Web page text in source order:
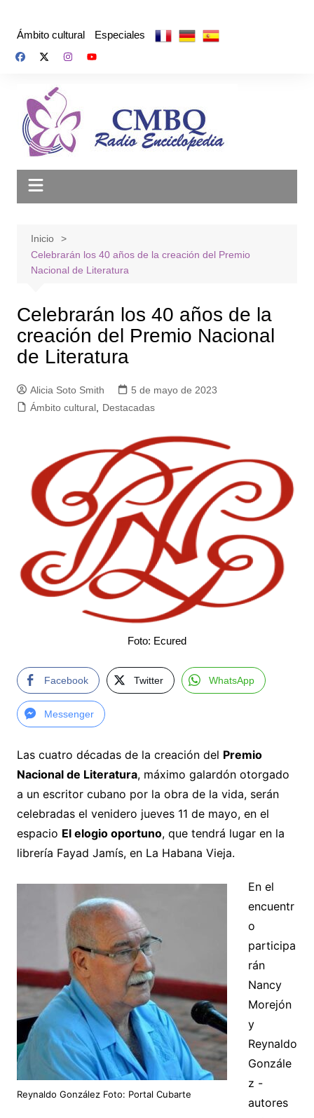
Ámbito cultural Especiales
Inicio
Celebrarán los 40 años de la creación del Premio
Nacional de Literatura
Celebrarán los 40 años de la
creación del Premio Nacional
de Literatura
Alicia Soto Smith
5 de mayo de 2023
Ámbito cultural, Destacadas
Foto: Ecured
Facebook Twitter WhatsApp
Messenger
Las cuatro décadas de la creación del Premio
Nacional de Literatura, máximo galardón otorgado
a un escritor cubano por la obra de la vida, serán
celebradas el venidero jueves 11 de mayo, en el
espacio El elogio oportuno, que tendrá lugar en la
librería Fayad Jamís, en La Habana Vieja.
Reynaldo González Foto: Portal Cubarte
En el
encuentr
o
participa
rán
Nancy
Morejón
y
Reynaldo
Gonzále
z -
autores